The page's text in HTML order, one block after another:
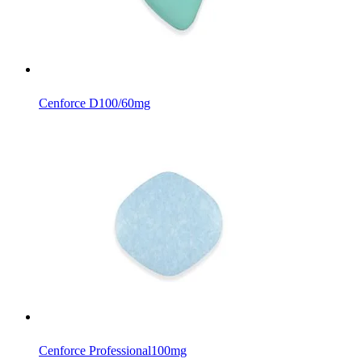
Cenforce D100/60mg
Cenforce Professional100mg